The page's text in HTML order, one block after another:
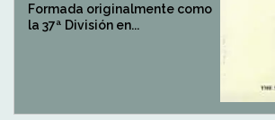
Formada originalmente como
la 37ª División en...